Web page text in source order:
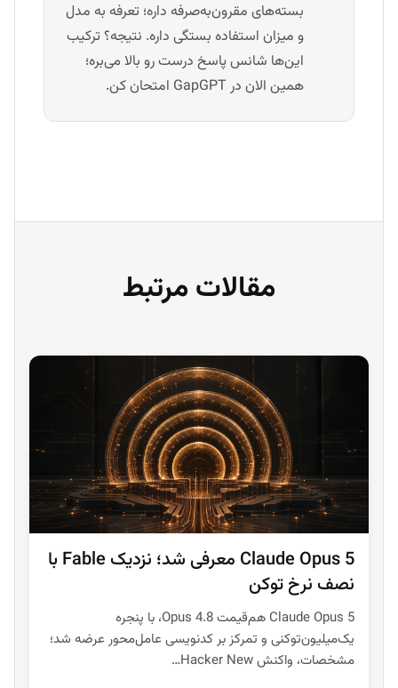
بسته‌های مقرون‌به‌صرفه داره؛ تعرفه به مدل
و میزان استفاده بستگی داره. نتیجه؟ ترکیب
این‌ها شانس پاسخ درست رو بالا می‌بره؛
همین الان در GapGPT امتحان کن.
مقالات مرتبط
Claude Opus 5 معرفی شد؛ نزدیک Fable با
نصف نرخ توکن
Claude Opus 5 هم‌قیمت Opus 4.8، با پنجره
یک‌میلیون‌توکنی و تمرکز بر کدنویسی عامل‌محور عرضه شد؛
مشخصات، واکنش Hacker New…